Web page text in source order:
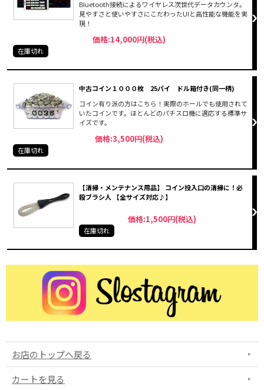
Bluetooth接続によるワイヤレス次世代データカウンタ。
見やすさと使いやすさにこだわったUIと高性能な機能を実
現！
価格:14,000円(税込)
在庫切れ
中古コイン１０００枚 25パイ ドル箱付き(同一柄)
コイン有り派の方はこちら！実際のホールでも使用されて
いたコインです。ほとんどのパチスロ機に適応する標準サ
イズです。
価格:3,500円(税込)
在庫切れ
【清掃・メンテナンス用品】 コイン投入口の清掃に！必
殺ブラシ人 【全サイズ対応♪】
価格:1,500円(税込)
在庫切れ
お店のトップへ戻る
カートを見る